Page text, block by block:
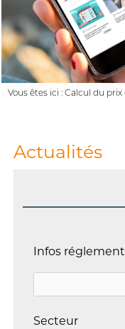
Vous êtes ici :Calcul du
Actualités
Infos
Secteur